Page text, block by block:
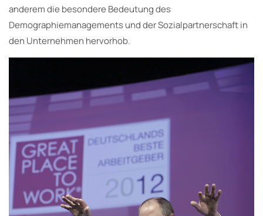
anderem die besondere Bedeutung des
Demographiemanagements und der Sozialpartnerschaft in
den Unternehmen hervorhob.